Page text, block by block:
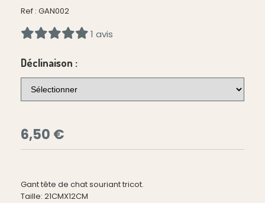
Ref : GAN002
1 avis
Déclinaison :
6,50 €
Gant tête de chat souriant tricot.
Taille: 21CMX12CM